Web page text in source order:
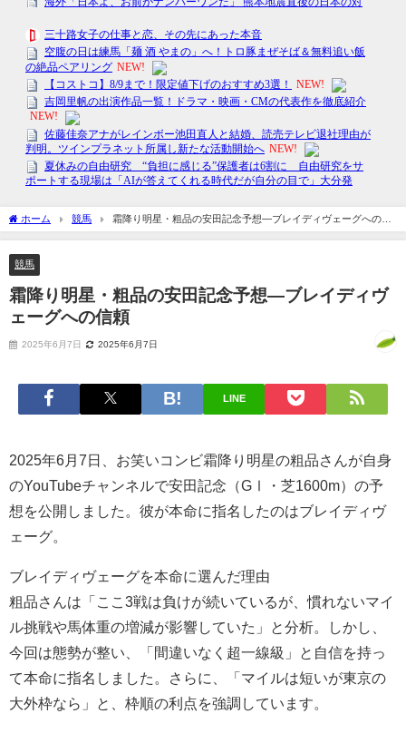
ホーム 競馬
霜降り明星・粗品の安田記念予想—ブレイディヴェーグへの信
頼
競馬
霜降り明星・粗品の安田記念予想—ブレイディヴ
ェーグへの信頼
2025年6月7日 2025年6月7日
LINE
2025年6月7日、お笑いコンビ霜降り明星の粗品さんが自身
のYouTubeチャンネルで安田記念（GⅠ・芝1600m）の予
想を公開しました。彼が本命に指名したのはブレイディヴ
ェーグ。
ブレイディヴェーグを本命に選んだ理由
粗品さんは「ここ3戦は負けが続いているが、慣れないマイ
ル挑戦や馬体重の増減が影響していた」と分析。しかし、
今回は態勢が整い、「間違いなく超一線級」と自信を持っ
て本命に指名しました。さらに、「マイルは短いが東京の
大外枠なら」と、枠順の利点を強調しています。